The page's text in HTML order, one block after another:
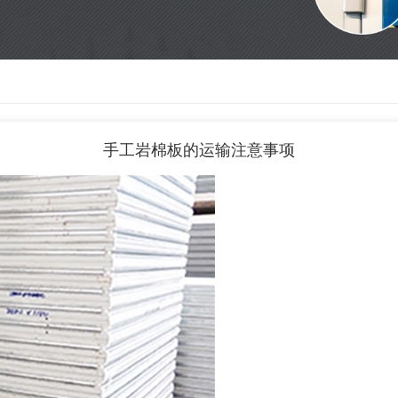
手工岩棉板的运输注意事项